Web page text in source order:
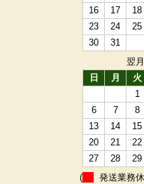
16
17 18
23
24 25
30
31
翌
日
月 火
1
6
7 8
13
14 15
20
21 22
27
28 29
(
発送業務